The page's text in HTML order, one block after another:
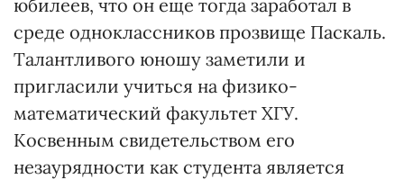
юбилеев, что он еще тогда заработал в
среде одноклассников прозвище Паскаль.
Талантливого юношу заметили и
пригласили учиться на физико-
математический факультет ХГУ.
Косвенным свидетельством его
незаурядности как студента является